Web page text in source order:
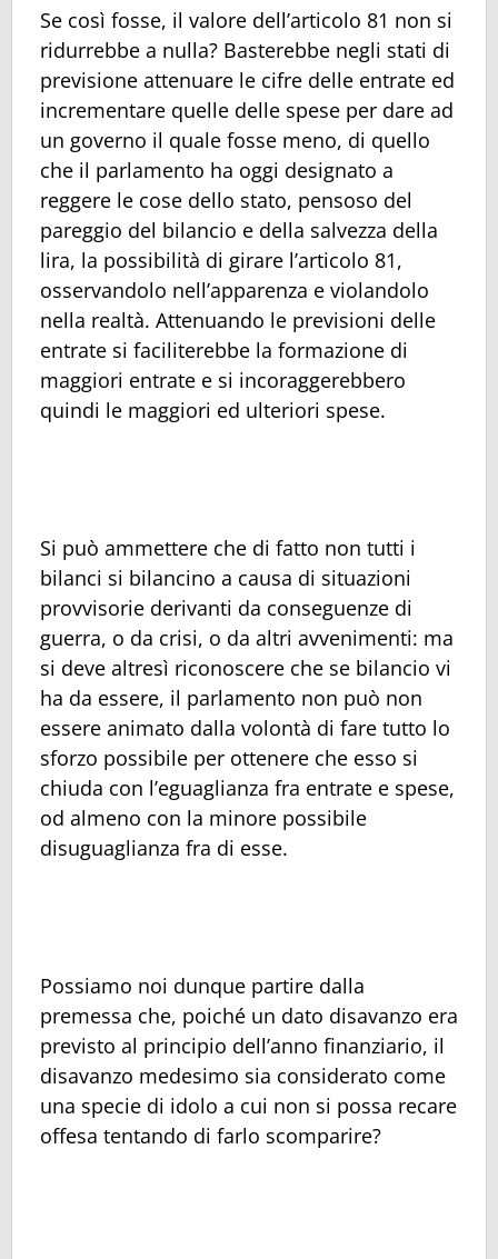
Se così fosse, il valore dell’articolo 81 non si
ridurrebbe a nulla? Basterebbe negli stati di
previsione attenuare le cifre delle entrate ed
incrementare quelle delle spese per dare ad
un governo il quale fosse meno, di quello
che il parlamento ha oggi designato a
reggere le cose dello stato, pensoso del
pareggio del bilancio e della salvezza della
lira, la possibilità di girare l’articolo 81,
osservandolo nell’apparenza e violandolo
nella realtà. Attenuando le previsioni delle
entrate si faciliterebbe la formazione di
maggiori entrate e si incoraggerebbero
quindi le maggiori ed ulteriori spese.
Si può ammettere che di fatto non tutti i
bilanci si bilancino a causa di situazioni
provvisorie derivanti da conseguenze di
guerra, o da crisi, o da altri avvenimenti: ma
si deve altresì riconoscere che se bilancio vi
ha da essere, il parlamento non può non
essere animato dalla volontà di fare tutto lo
sforzo possibile per ottenere che esso si
chiuda con l’eguaglianza fra entrate e spese,
od almeno con la minore possibile
disuguaglianza fra di esse.
Possiamo noi dunque partire dalla
premessa che, poiché un dato disavanzo era
previsto al principio dell’anno finanziario, il
disavanzo medesimo sia considerato come
una specie di idolo a cui non si possa recare
offesa tentando di farlo scomparire?